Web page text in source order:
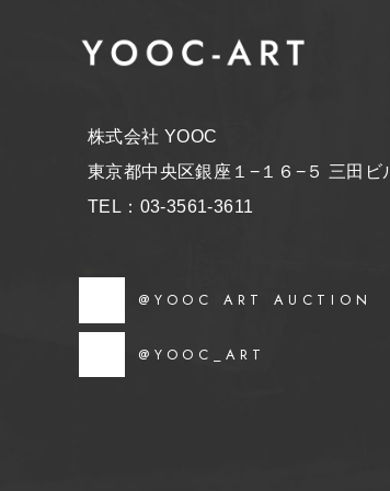
株式会社 YOOC
東京都中央区銀座１−１６−５ 三田ビ
TEL：03-3561-3611
@YOOC ART AUCTION
@YOOC_ART